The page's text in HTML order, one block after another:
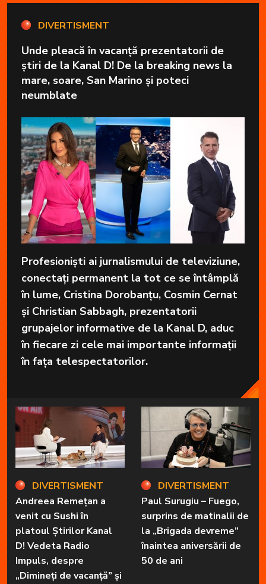
DIVERTISMENT
Unde pleacă în vacanță prezentatorii de
știri de la Kanal D! De la breaking news la
mare, soare, San Marino și poteci
neumblate
Profesioniști ai jurnalismului de televiziune,
conectați permanent la tot ce se întâmplă
în lume, Cristina Dorobanțu, Cosmin Cernat
și Christian Sabbagh, prezentatorii
grupajelor informative de la Kanal D, aduc
în fiecare zi cele mai importante informații
în fața telespectatorilor.
DIVERTISMENT
Andreea Remețan a
venit cu Sushi în
platoul Știrilor Kanal
D! Vedeta Radio
Impuls, despre
„Dimineți de vacanță” și
DIVERTISMENT
Paul Surugiu – Fuego,
surprins de matinalii de
la „Brigada devreme”
înaintea aniversării de
50 de ani